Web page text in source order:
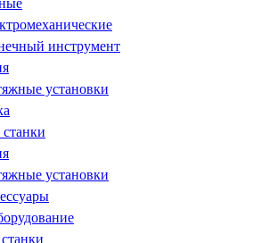
инструмент
установки
установки